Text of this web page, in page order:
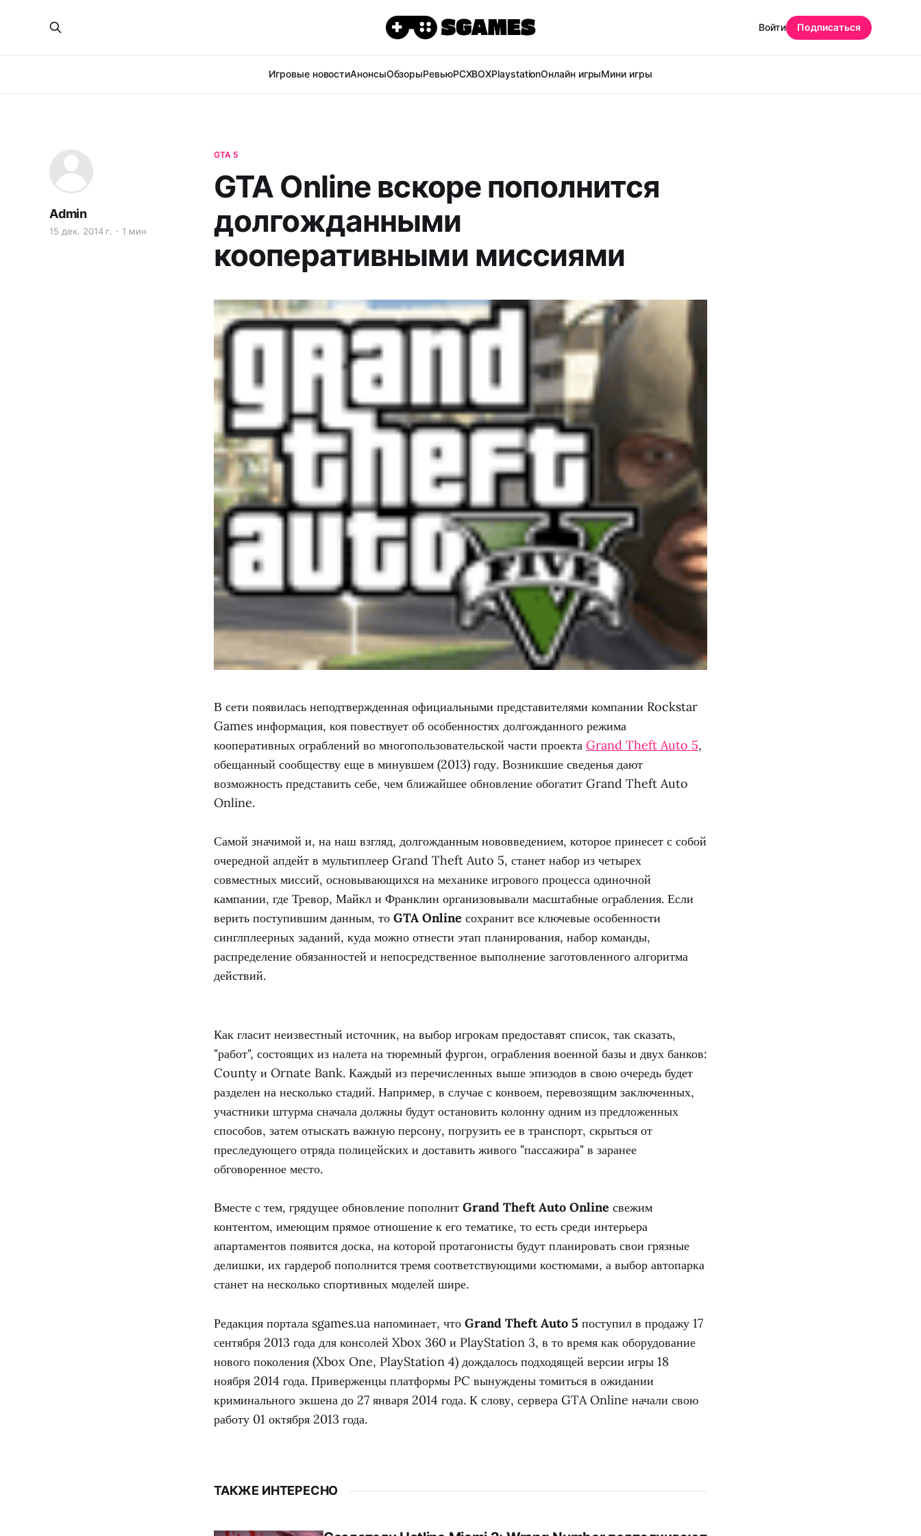
Игровые новостиАнонсыОбзорыРевьюPCXBOXPlaystationОнлайн игрыМини игры
Войти Подписаться
GTA 5
GTA Online вскоре пополнится
долгожданными
кооперативными миссиями
Admin
15 дек. 2014 г. 1 мин
В сети появилась неподтвержденная официальными представителями компании Rockstar
Games информация, коя повествует об особенностях долгожданного режима
кооперативных ограблений во многопользовательской части проекта Grand Theft Auto 5,
обещанный сообществу еще в минувшем (2013) году. Возникшие сведенья дают
возможность представить себе, чем ближайшее обновление обогатит Grand Theft Auto
Online.
Самой значимой и, на наш взгляд, долгожданным нововведением, которое принесет с собой
очередной апдейт в мультиплеер Grand Theft Auto 5, станет набор из четырех
совместных миссий, основывающихся на механике игрового процесса одиночной
кампании, где Тревор, Майкл и Франклин организовывали масштабные ограбления. Если
верить поступившим данным, то GTA Online сохранит все ключевые особенности
синглплеерных заданий, куда можно отнести этап планирования, набор команды,
распределение обязанностей и непосредственное выполнение заготовленного алгоритма
действий.
Как гласит неизвестный источник, на выбор игрокам предоставят список, так сказать,
"работ", состоящих из налета на тюремный фургон, ограбления военной базы и двух банков:
County и Ornate Bank. Каждый из перечисленных выше эпизодов в свою очередь будет
разделен на несколько стадий. Например, в случае с конвоем, перевозящим заключенных,
участники штурма сначала должны будут остановить колонну одним из предложенных
способов, затем отыскать важную персону, погрузить ее в транспорт, скрыться от
преследующего отряда полицейских и доставить живого "пассажира" в заранее
обговоренное место.
Вместе с тем, грядущее обновление пополнит Grand Theft Auto Online свежим
контентом, имеющим прямое отношение к его тематике, то есть среди интерьера
апартаментов появится доска, на которой протагонисты будут планировать свои грязные
делишки, их гардероб пополнится тремя соответствующими костюмами, а выбор автопарка
станет на несколько спортивных моделей шире.
Редакция портала sgames.ua напоминает, что Grand Theft Auto 5 поступил в продажу 17
сентября 2013 года для консолей Xbox 360 и PlayStation 3, в то время как оборудование
нового поколения (Xbox One, PlayStation 4) дождалось подходящей версии игры 18
ноября 2014 года. Приверженцы платформы PC вынуждены томиться в ожидании
криминального экшена до 27 января 2014 года. К слову, сервера GTA Online начали свою
работу 01 октября 2013 года.
ТАКЖЕ ИНТЕРЕСНО